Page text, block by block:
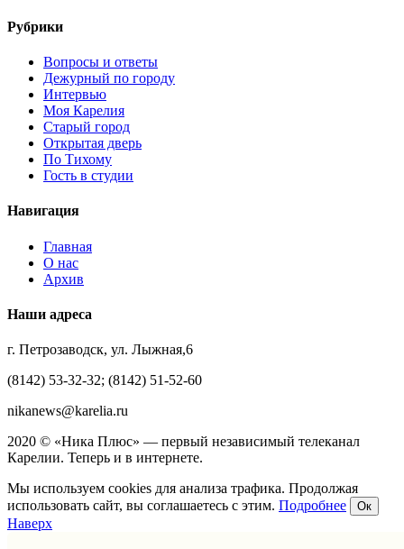
Рубрики
Вопросы и ответы
Дежурный по городу
Интервью
Моя Карелия
Старый город
Открытая дверь
По Тихому
Гость в студии
Навигация
Главная
О нас
Архив
Наши адреса
г. Петрозаводск, ул. Лыжная,6
(8142) 53-32-32; (8142) 51-52-60
nikanews@karelia.ru
2020 © «Ника Плюс» — первый независимый телеканал
Карелии. Теперь и в интернете.
Мы используем cookies для анализа трафика. Продолжая
использовать сайт, вы соглашаетесь с этим. Подробнее Ок
Наверх